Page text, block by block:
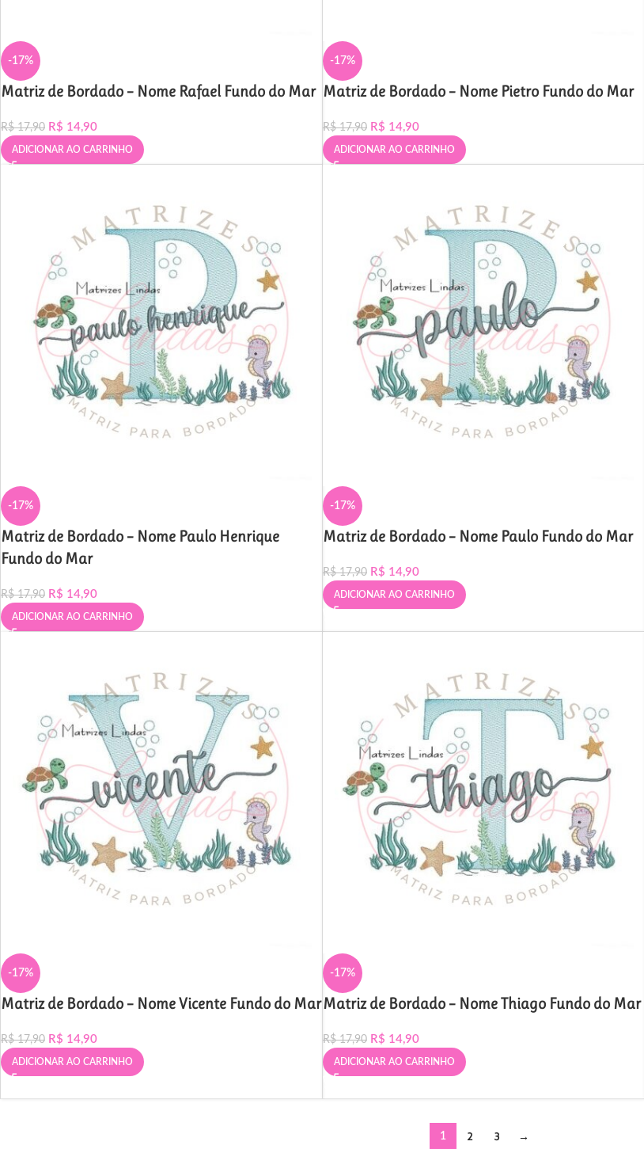
-17%
Matriz de Bordado – Nome Rafael Fundo do Mar
R$17,90 R$ 14,90
ADICIONAR AO CARRINHO
-17%
Matriz de Bordado – Nome Pietro Fundo do Mar
R$17,90 R$ 14,90
ADICIONAR AO CARRINHO
-17%
Matriz de Bordado – Nome Paulo Henrique
Fundo do Mar
R$17,90 R$ 14,90
ADICIONAR AO CARRINHO
-17%
Matriz de Bordado – Nome Paulo Fundo do Mar
R$17,90 R$ 14,90
ADICIONAR AO CARRINHO
-17%
Matriz de Bordado – Nome Vicente Fundo do Mar
R$17,90 R$ 14,90
ADICIONAR AO CARRINHO
-17%
Matriz de Bordado – Nome Thiago Fundo do Mar
R$17,90 R$ 14,90
ADICIONAR AO CARRINHO
1 2 3 →